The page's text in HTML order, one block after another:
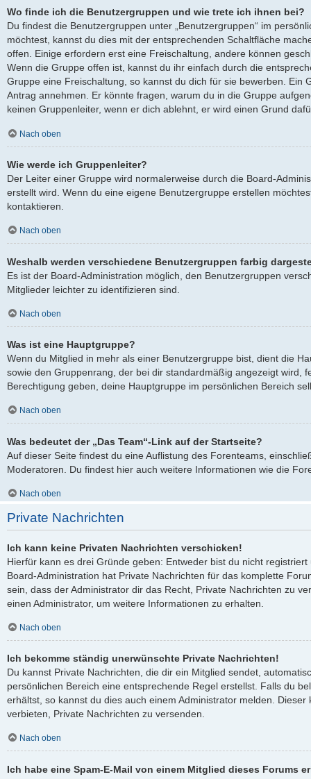
Wo finde ich die Benutzergruppen und wie trete ich ihnen bei?
Du findest die Benutzergruppen unter „Benutzergruppen“ im
möchtest, kannst du dies mit der entsprechenden Schaltfläche
offen. Einige erfordern erst eine Freischaltung, andere können
Wenn die Gruppe offen ist, kannst du ihr einfach durch die
Gruppe eine Freischaltung, so kannst du dich für sie bewerben. Ein
Antrag annehmen. Er könnte fragen, warum du in die Gruppe
keinen Gruppenleiter, wenn er dich ablehnt, er wird einen Grund
Nach oben
Wie werde ich Gruppenleiter?
Der Leiter einer Gruppe wird normalerweise durch die Board-
erstellt wird. Wenn du eine eigene Benutzergruppe erstellen
kontaktieren.
Nach oben
Weshalb werden verschiedene Benutzergruppen farbig
Es ist der Board-Administration möglich, den Benutzergruppen
Mitglieder leichter zu identifizieren sind.
Nach oben
Was ist eine Hauptgruppe?
Wenn du Mitglied in mehr als einer Benutzergruppe bist, dient die
sowie den Gruppenrang, der bei dir standardmäßig angezeigt wird,
Berechtigung geben, deine Hauptgruppe im persönlichen Bereich
Nach oben
Was bedeutet der „Das Team“-Link auf der Startseite?
Auf dieser Seite findest du eine Auflistung des Forenteams,
Moderatoren. Du findest hier auch weitere Informationen wie die
Nach oben
Private Nachrichten
Ich kann keine Privaten Nachrichten verschicken!
Hierfür kann es drei Gründe geben: Entweder bist du nicht
Board-Administration hat Private Nachrichten für das komplette
sein, dass der Administrator dir das Recht, Private Nachrichten zu
einen Administrator, um weitere Informationen zu erhalten.
Nach oben
Ich bekomme ständig unerwünschte Private Nachrichten!
Du kannst Private Nachrichten, die dir ein Mitglied sendet,
persönlichen Bereich eine entsprechende Regel erstellst. Falls du
erhältst, so kannst du dies auch einem Administrator melden.
verbieten, Private Nachrichten zu versenden.
Nach oben
Ich habe eine Spam-E-Mail von einem Mitglied dieses Forums